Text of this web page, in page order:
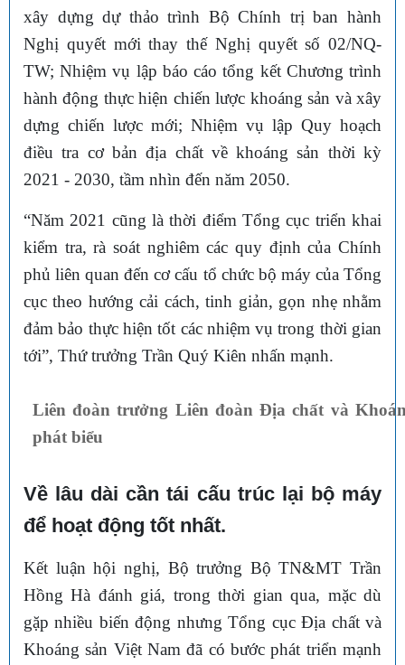
xây dựng dự thảo trình Bộ Chính trị ban hành
Nghị quyết mới thay thế Nghị quyết số 02/NQ-
TW; Nhiệm vụ lập báo cáo tổng kết Chương trình
hành động thực hiện chiến lược khoáng sản và xây
dựng chiến lược mới; Nhiệm vụ lập Quy hoạch
điều tra cơ bản địa chất về khoáng sản thời kỳ
2021 - 2030, tầm nhìn đến năm 2050.
“Năm 2021 cũng là thời điểm Tổng cục triển khai
kiểm tra, rà soát nghiêm các quy định của Chính
phủ liên quan đến cơ cấu tổ chức bộ máy của Tổng
cục theo hướng cải cách, tinh giản, gọn nhẹ nhằm
đảm bảo thực hiện tốt các nhiệm vụ trong thời gian
tới”, Thứ trưởng Trần Quý Kiên nhấn mạnh.
Liên đoàn trưởng Liên đoàn Địa chất và
phát biểu
Về lâu dài cần tái cấu trúc lại bộ máy
để hoạt động tốt nhất.
Kết luận hội nghị, Bộ trưởng Bộ TN&MT Trần
Hồng Hà đánh giá, trong thời gian qua, mặc dù
gặp nhiều biến động nhưng Tổng cục Địa chất và
Khoáng sản Việt Nam đã có bước phát triển mạnh